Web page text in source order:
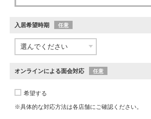
入居希望時期 任意
オンラインによる面会対応 任意
希望する
※具体的な対応方法は各店舗にご確認ください。